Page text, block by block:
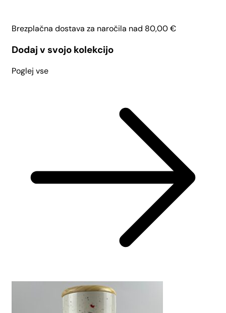
Brezplačna dostava za naročila nad 80,00€
Dodaj v svojo kolekcijo
Poglej vse